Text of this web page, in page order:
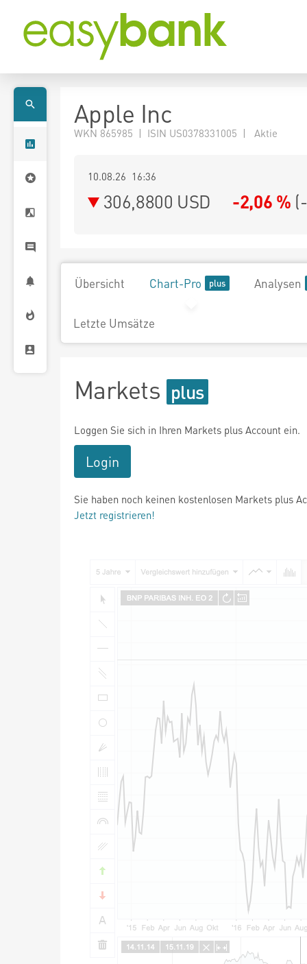
Apple Inc
WKN 865985 | ISIN US0378331005 | Aktie
10.08.26 16:36
306,8800 USD -2,06 % (
Übersicht Chart-Pro Analysen
Letzte Umsätze
Markets
Loggen Sie sich in Ihren Markets plus Account ein.
Login
Sie haben noch keinen kostenlosen Markets plus
Jetzt registrieren!